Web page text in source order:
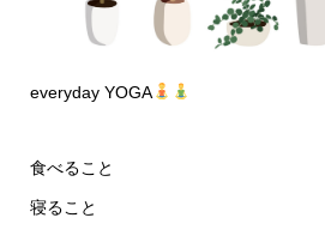
everyday YOGA
食べること
寝ること